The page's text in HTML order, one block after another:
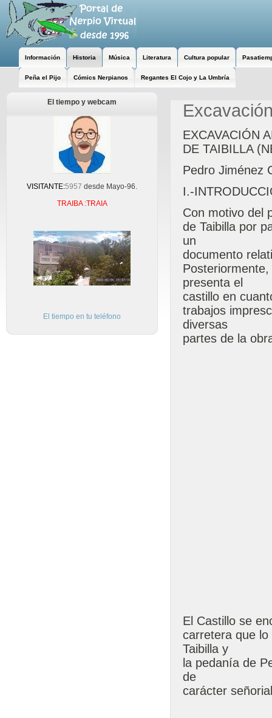
Información Historia Música Literatura Cultura popular
Peña el Pijo Cómics Nerpianos Regantes El Cojo y La Umbría
El tiempo y webcam
VISITANTE:5957 desde Mayo-96.
TRAIBA :TRAIA
El tiempo en tu teléfono
EXCAVACIÓN
DE TAIBILLA
Pedro Jiménez
I.-
Con motivo del
de Taibilla por
un
documento
presenta el
castillo en
trabajos
diversas
partes de la
El Castillo se
carretera que
Taibilla y
la pedanía de
de
carácter